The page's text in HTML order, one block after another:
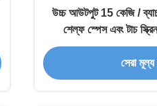
উচ্চ আউটপুট 15 কেজি / ব্যাচ
শেল্ফ স্পেস এবং টাচ
সেরা মূল্য